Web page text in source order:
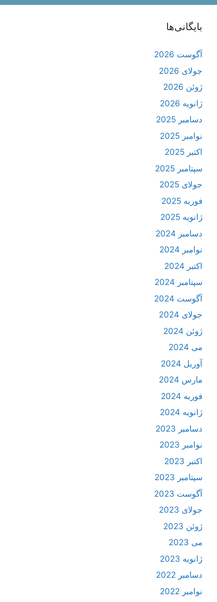
بایگانی‌ها
آگوست 2026
جولای 2026
ژوئن 2026
ژانویه 2026
دسامبر 2025
نوامبر 2025
اکتبر 2025
سپتامبر 2025
جولای 2025
فوریه 2025
ژانویه 2025
دسامبر 2024
نوامبر 2024
اکتبر 2024
سپتامبر 2024
آگوست 2024
جولای 2024
ژوئن 2024
می 2024
آوریل 2024
مارس 2024
فوریه 2024
ژانویه 2024
دسامبر 2023
نوامبر 2023
اکتبر 2023
سپتامبر 2023
آگوست 2023
جولای 2023
ژوئن 2023
می 2023
ژانویه 2023
دسامبر 2022
نوامبر 2022